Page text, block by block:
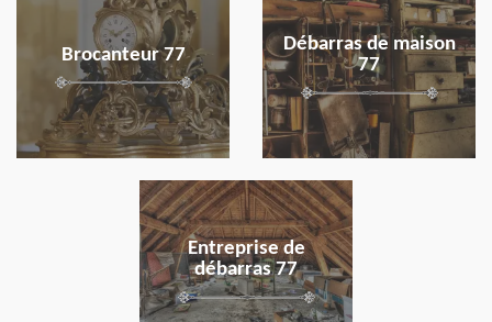
Brocanteur 77
Débarras de maison
77
Entreprise de
débarras 77
en savoir plus